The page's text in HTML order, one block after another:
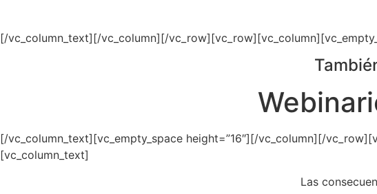
[/vc_column_text][/vc_column][/
[/vc_column_text][vc_empty_space height=”16″][/vc_column][/
[vc_column_text]
Las